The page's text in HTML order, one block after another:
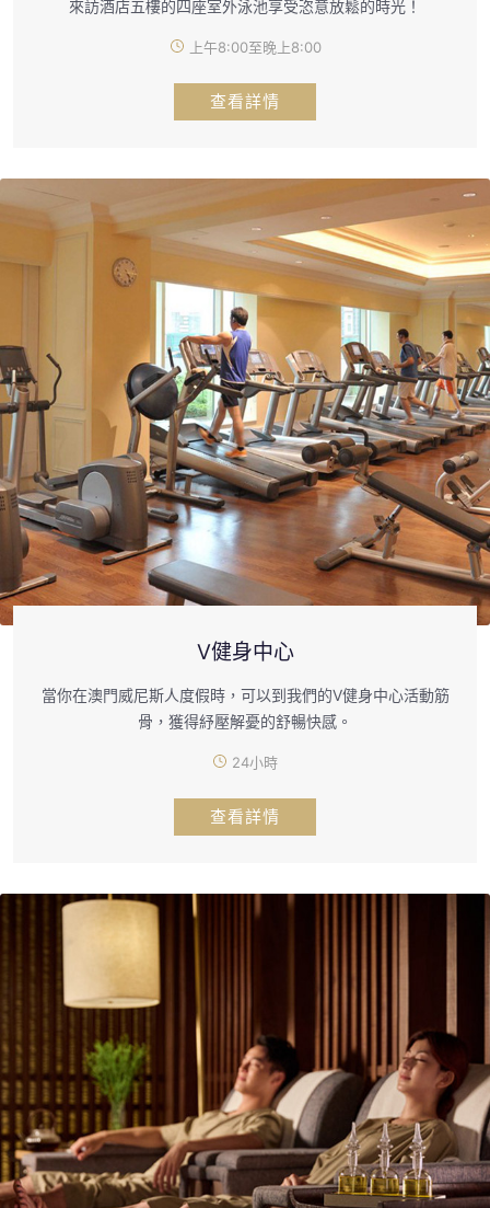
來訪酒店五樓的四座室外泳池享受恣意放鬆的時光！
上午8:00至晚上8:00
查看詳情
V健身中心
當你在澳門威尼斯人度假時，可以到我們的V健身中心活動筋
骨，獲得紓壓解憂的舒暢快感。
24小時
查看詳情